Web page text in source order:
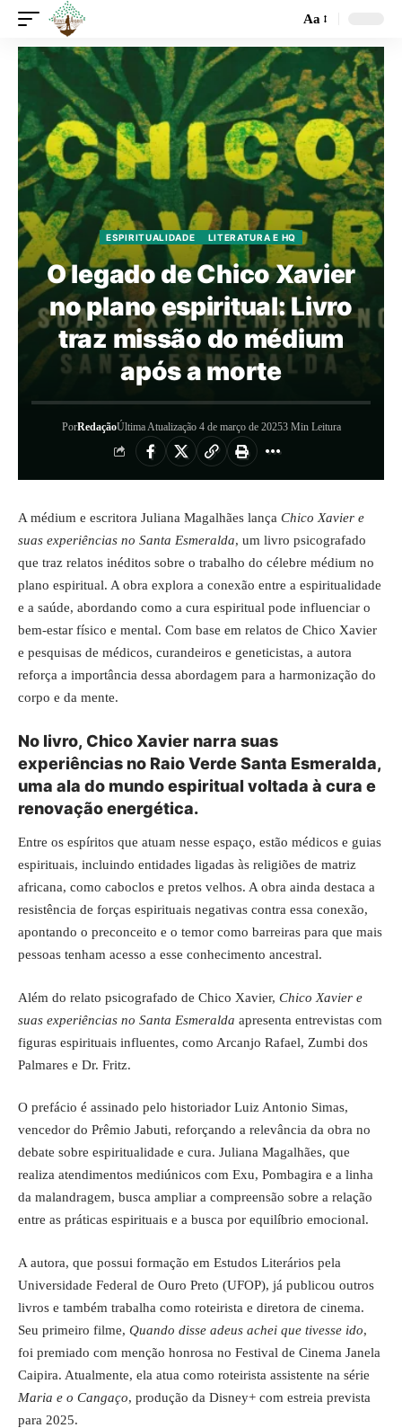
Aa
ESPIRITUALIDADE LITERATURA E HQ
O legado de Chico Xavier
no plano espiritual: Livro
traz missão do médium
após a morte
PorRedaçãoÚltima Atualização 4 de março de 20253 Min Leitura
A médium e escritora Juliana Magalhães lança Chico Xavier e
suas experiências no Santa Esmeralda, um livro psicografado
que traz relatos inéditos sobre o trabalho do célebre médium no
plano espiritual. A obra explora a conexão entre a espiritualidade
e a saúde, abordando como a cura espiritual pode influenciar o
bem-estar físico e mental. Com base em relatos de Chico Xavier
e pesquisas de médicos, curandeiros e geneticistas, a autora
reforça a importância dessa abordagem para a harmonização do
corpo e da mente.
No livro, Chico Xavier narra suas
experiências no Raio Verde Santa Esmeralda,
uma ala do mundo espiritual voltada à cura e
renovação energética.
Entre os espíritos que atuam nesse espaço, estão médicos e guias
espirituais, incluindo entidades ligadas às religiões de matriz
africana, como caboclos e pretos velhos. A obra ainda destaca a
resistência de forças espirituais negativas contra essa conexão,
apontando o preconceito e o temor como barreiras para que mais
pessoas tenham acesso a esse conhecimento ancestral.
Além do relato psicografado de Chico Xavier, Chico Xavier e
suas experiências no Santa Esmeralda apresenta entrevistas com
figuras espirituais influentes, como Arcanjo Rafael, Zumbi dos
Palmares e Dr. Fritz.
O prefácio é assinado pelo historiador Luiz Antonio Simas,
vencedor do Prêmio Jabuti, reforçando a relevância da obra no
debate sobre espiritualidade e cura. Juliana Magalhães, que
realiza atendimentos mediúnicos com Exu, Pombagira e a linha
da malandragem, busca ampliar a compreensão sobre a relação
entre as práticas espirituais e a busca por equilíbrio emocional.
A autora, que possui formação em Estudos Literários pela
Universidade Federal de Ouro Preto (UFOP), já publicou outros
livros e também trabalha como roteirista e diretora de cinema.
Seu primeiro filme, Quando disse adeus achei que tivesse ido,
foi premiado com menção honrosa no Festival de Cinema Janela
Caipira. Atualmente, ela atua como roteirista assistente na série
Maria e o Cangaço, produção da Disney+ com estreia prevista
para 2025.